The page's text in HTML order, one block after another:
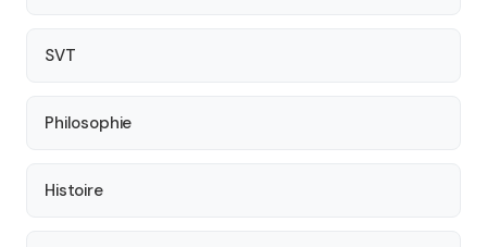
SVT
Philosophie
Histoire